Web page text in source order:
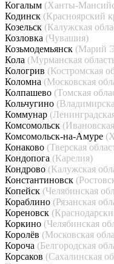
Когалым (Ханты-
Кодинск (Красноярский
Козельск (Калужская
Козловка (Чувашия)
Козьмодемьянск (Марий
Кола (Мурманская
Кологрив (Костромская
Коломна (Московская
Колпашево (Томская
Кольчугино
Коммунар
Комсомольск
Комсомольск-на-Амуре
Конаково (Тверская
Кондопога (Карелия)
Кондрово (Калужская
Константиновск
Копейск (Челябинская
Кораблино (Рязанская
Кореновск
Коркино (Челябинская
Королёв (Московская
Короча (Белгородская
Корсаков (Сахалинская